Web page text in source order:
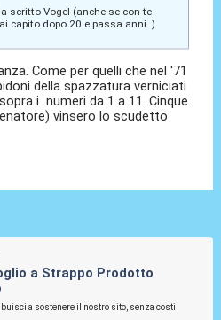
scritto Vogel (anche se con te
capito dopo 20 e passa anni..)
Come per quelli che nel '71
della spazzatura verniciati
i numeri da 1 a 11. Cinque
vinsero lo scudetto
a Strappo Prodotto
a sostenere il nostro sito, senza costi